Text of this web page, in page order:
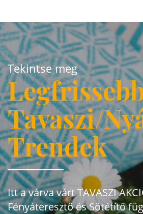
Tekintse meg
Tavaszi/
Trendek
Itt a várva várt TAVASZI
Fényáteresztő és Sötétítő